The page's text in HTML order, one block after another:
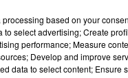
près de 50 %
été rénovée
based on your
select advertising; Create
performance; Measure
Develop and improve
data to select content; Ensure